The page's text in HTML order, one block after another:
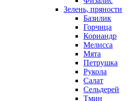
Зелень, пряности
Базилик
Горчица
Кориандр
Мелисса
Мята
Петрушка
Рукола
Салат
Сельдерей
Тмин